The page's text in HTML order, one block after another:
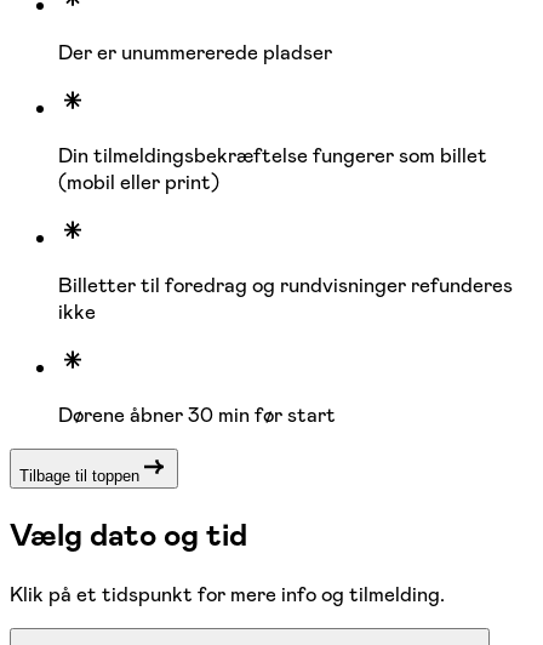
Der er unummererede pladser
Din tilmeldingsbekræftelse fungerer som billet
(mobil eller print)
Billetter til foredrag og rundvisninger refunderes
ikke
Dørene åbner 30 min før start
Tilbage til toppen
Vælg dato og tid
Klik på et tidspunkt for mere info og tilmelding.